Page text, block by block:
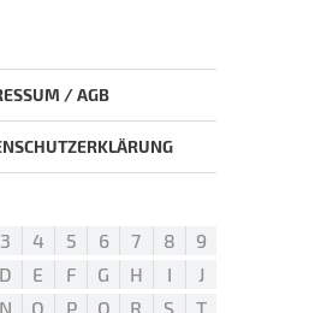
/ AGB
3 4 5 6 7 8
9
D E F G H I
J
N O P Q R S
T